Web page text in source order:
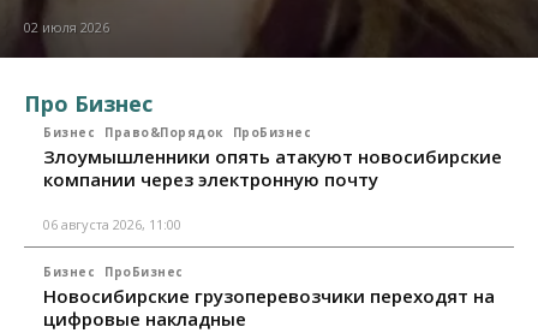
02 июля 2026
Про Бизнес
Бизнес Право&Порядок ПроБизнес
Злоумышленники опять атакуют новосибирские
компании через электронную почту
06 августа 2026, 11:00
Бизнес ПроБизнес
Новосибирские грузоперевозчики переходят на
цифровые накладные